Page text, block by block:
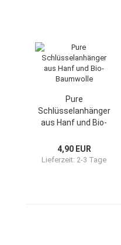
Pure
Schlüsselanhänger
aus Hanf und Bio-
4,90 EUR
Lieferzeit: 2-3 Tage